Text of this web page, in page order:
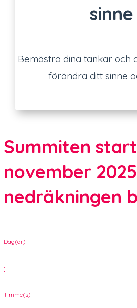
sinne
Bemästra dina tankar och
förändra ditt sinne
Summiten
november
nedräkningen
Dag(ar)
:
Timme(s)